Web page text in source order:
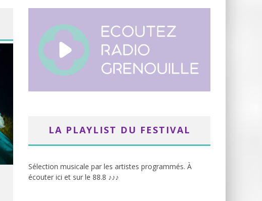
LA PLAYLIST DU FESTIVAL
Sélection musicale par les artistes programmés. À
écouter ici et sur le 88.8 ♪♪♪